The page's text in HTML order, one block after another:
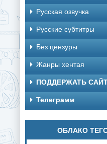
Русская озвучка
Русские субтитры
Без цензуры
Жанры хентая
ПОДДЕРЖАТЬ
Телеграмм
ОБЛАКО